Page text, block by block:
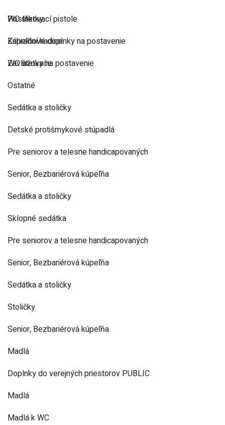
Postřikovací pistole
Zahradní hadice
Zavlažovače
WC štetky
Kúpeľňové doplnky na postavenie
WC štetky na postavenie
Ostatné
Sedátka a stoličky
Detské protišmykové stúpadlá
Pre seniorov a telesne handicapovaných
Senior, Bezbariérová kúpeľňa
Sedátka a stoličky
Sklopné sedátka
Pre seniorov a telesne handicapovaných
Senior, Bezbariérová kúpeľňa
Sedátka a stoličky
Stoličky
Senior, Bezbariérová kúpeľňa
Madlá
Doplnky do verejných priestorov PUBLIC
Madlá
Madlá k WC